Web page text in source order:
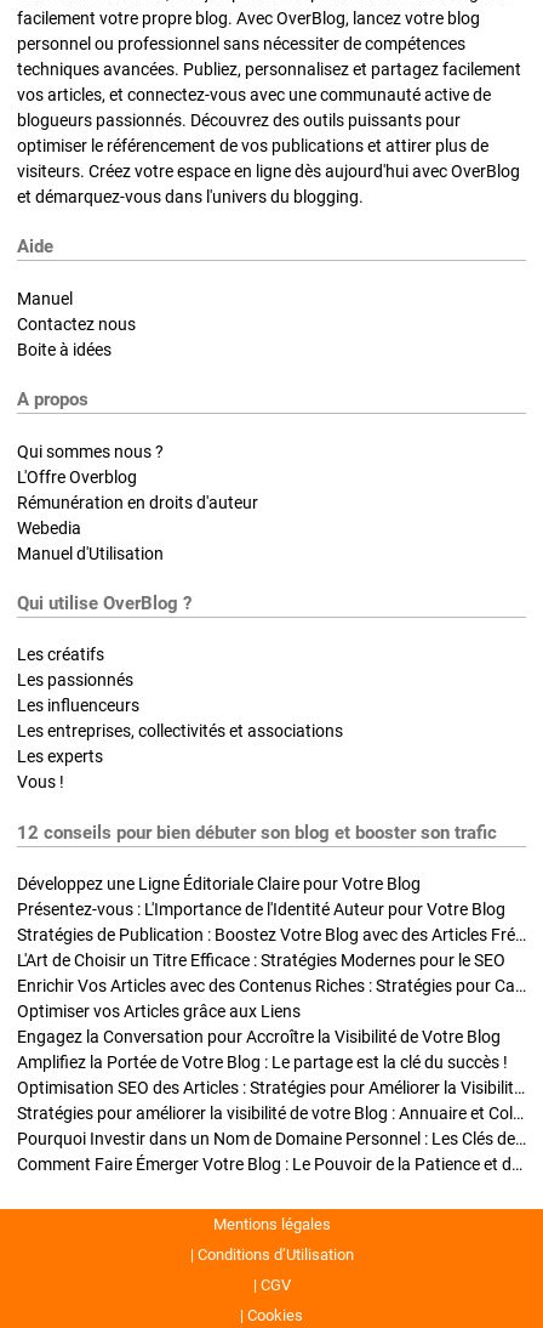
facilement votre propre blog. Avec OverBlog, lancez votre blog
personnel ou professionnel sans nécessiter de compétences
techniques avancées. Publiez, personnalisez et partagez facilement
vos articles, et connectez-vous avec une communauté active de
blogueurs passionnés. Découvrez des outils puissants pour
optimiser le référencement de vos publications et attirer plus de
visiteurs. Créez votre espace en ligne dès aujourd'hui avec OverBlog
et démarquez-vous dans l'univers du blogging.
Aide
Manuel
Contactez nous
Boite à idées
A propos
Qui sommes nous ?
L'Offre Overblog
Rémunération en droits d'auteur
Webedia
Manuel d'Utilisation
Qui utilise OverBlog ?
Les créatifs
Les passionnés
Les influenceurs
Les entreprises, collectivités et associations
Les experts
Vous !
12 conseils pour bien débuter son blog et booster son trafic
Développez une Ligne Éditoriale Claire pour Votre Blog
Présentez-vous : L'Importance de l'Identité Auteur pour Votre Blog
Stratégies de Publication : Boostez Votre Blog avec des Articles Fréquents et Exclusifs
L'Art de Choisir un Titre Efficace : Stratégies Modernes pour le SEO
Enrichir Vos Articles avec des Contenus Riches : Stratégies pour Captiver et Optimiser
Optimiser vos Articles grâce aux Liens
Engagez la Conversation pour Accroître la Visibilité de Votre Blog
Amplifiez la Portée de Votre Blog : Le partage est la clé du succès !
Optimisation SEO des Articles : Stratégies pour Améliorer la Visibilité de Votre Blog
Stratégies pour améliorer la visibilité de votre Blog : Annuaire et Collaborations
Pourquoi Investir dans un Nom de Domaine Personnel : Les Clés de la Réussite de Votre Blog
Comment Faire Émerger Votre Blog : Le Pouvoir de la Patience et de la Persévérance
Mentions légales
Conditions d’Utilisation
CGV
Cookies